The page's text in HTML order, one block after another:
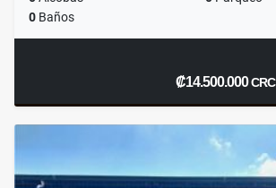
0 Baños
₡14.500.000CRC